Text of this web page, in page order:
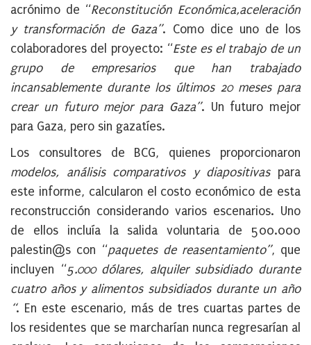
acrónimo de “Reconstitución Económica,aceleración
y transformación de Gaza”. Como dice uno de los
colaboradores del proyecto: “Este es el trabajo de un
grupo de empresarios que han trabajado
incansablemente durante los últimos 20 meses para
crear un futuro mejor para Gaza”. Un futuro mejor
para Gaza, pero sin gazatíes.
Los consultores de BCG, quienes proporcionaron
modelos, análisis comparativos y diapositivas para
este informe, calcularon el costo económico de esta
reconstrucción considerando varios escenarios. Uno
de ellos incluía la salida voluntaria de 500.000
palestin@s con “paquetes de reasentamiento”, que
incluyen “5.000 dólares, alquiler subsidiado durante
cuatro años y alimentos subsidiados durante un año
“. En este escenario, más de tres cuartas partes de
los residentes que se marcharían nunca regresarían al